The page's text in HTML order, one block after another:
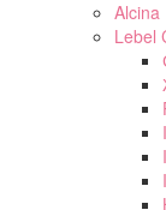
Alcina
Lebel